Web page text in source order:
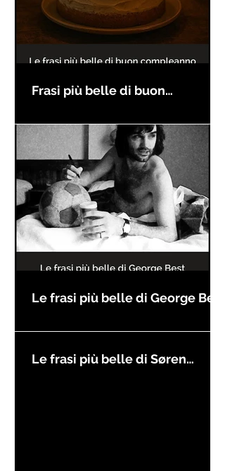
Frasi più belle di buon
Le frasi più belle di George Best
Le frasi più belle di Søren